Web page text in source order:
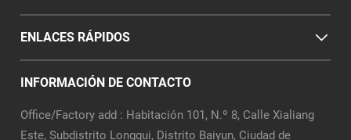
ENLACES RÁPIDOS
INFORMACIÓN DE CONTACTO
Office/Factory add : Habitación 101, N.º 8, Calle Xialiang
Este, Subdistrito Longgui, Distrito Baiyun, Ciudad de